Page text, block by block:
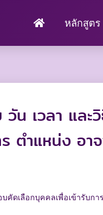
หลักสูตร
น เวลา แล
ตำแหน่ง อ
ดเลือกบุคคลเพื่อเข้ารับก